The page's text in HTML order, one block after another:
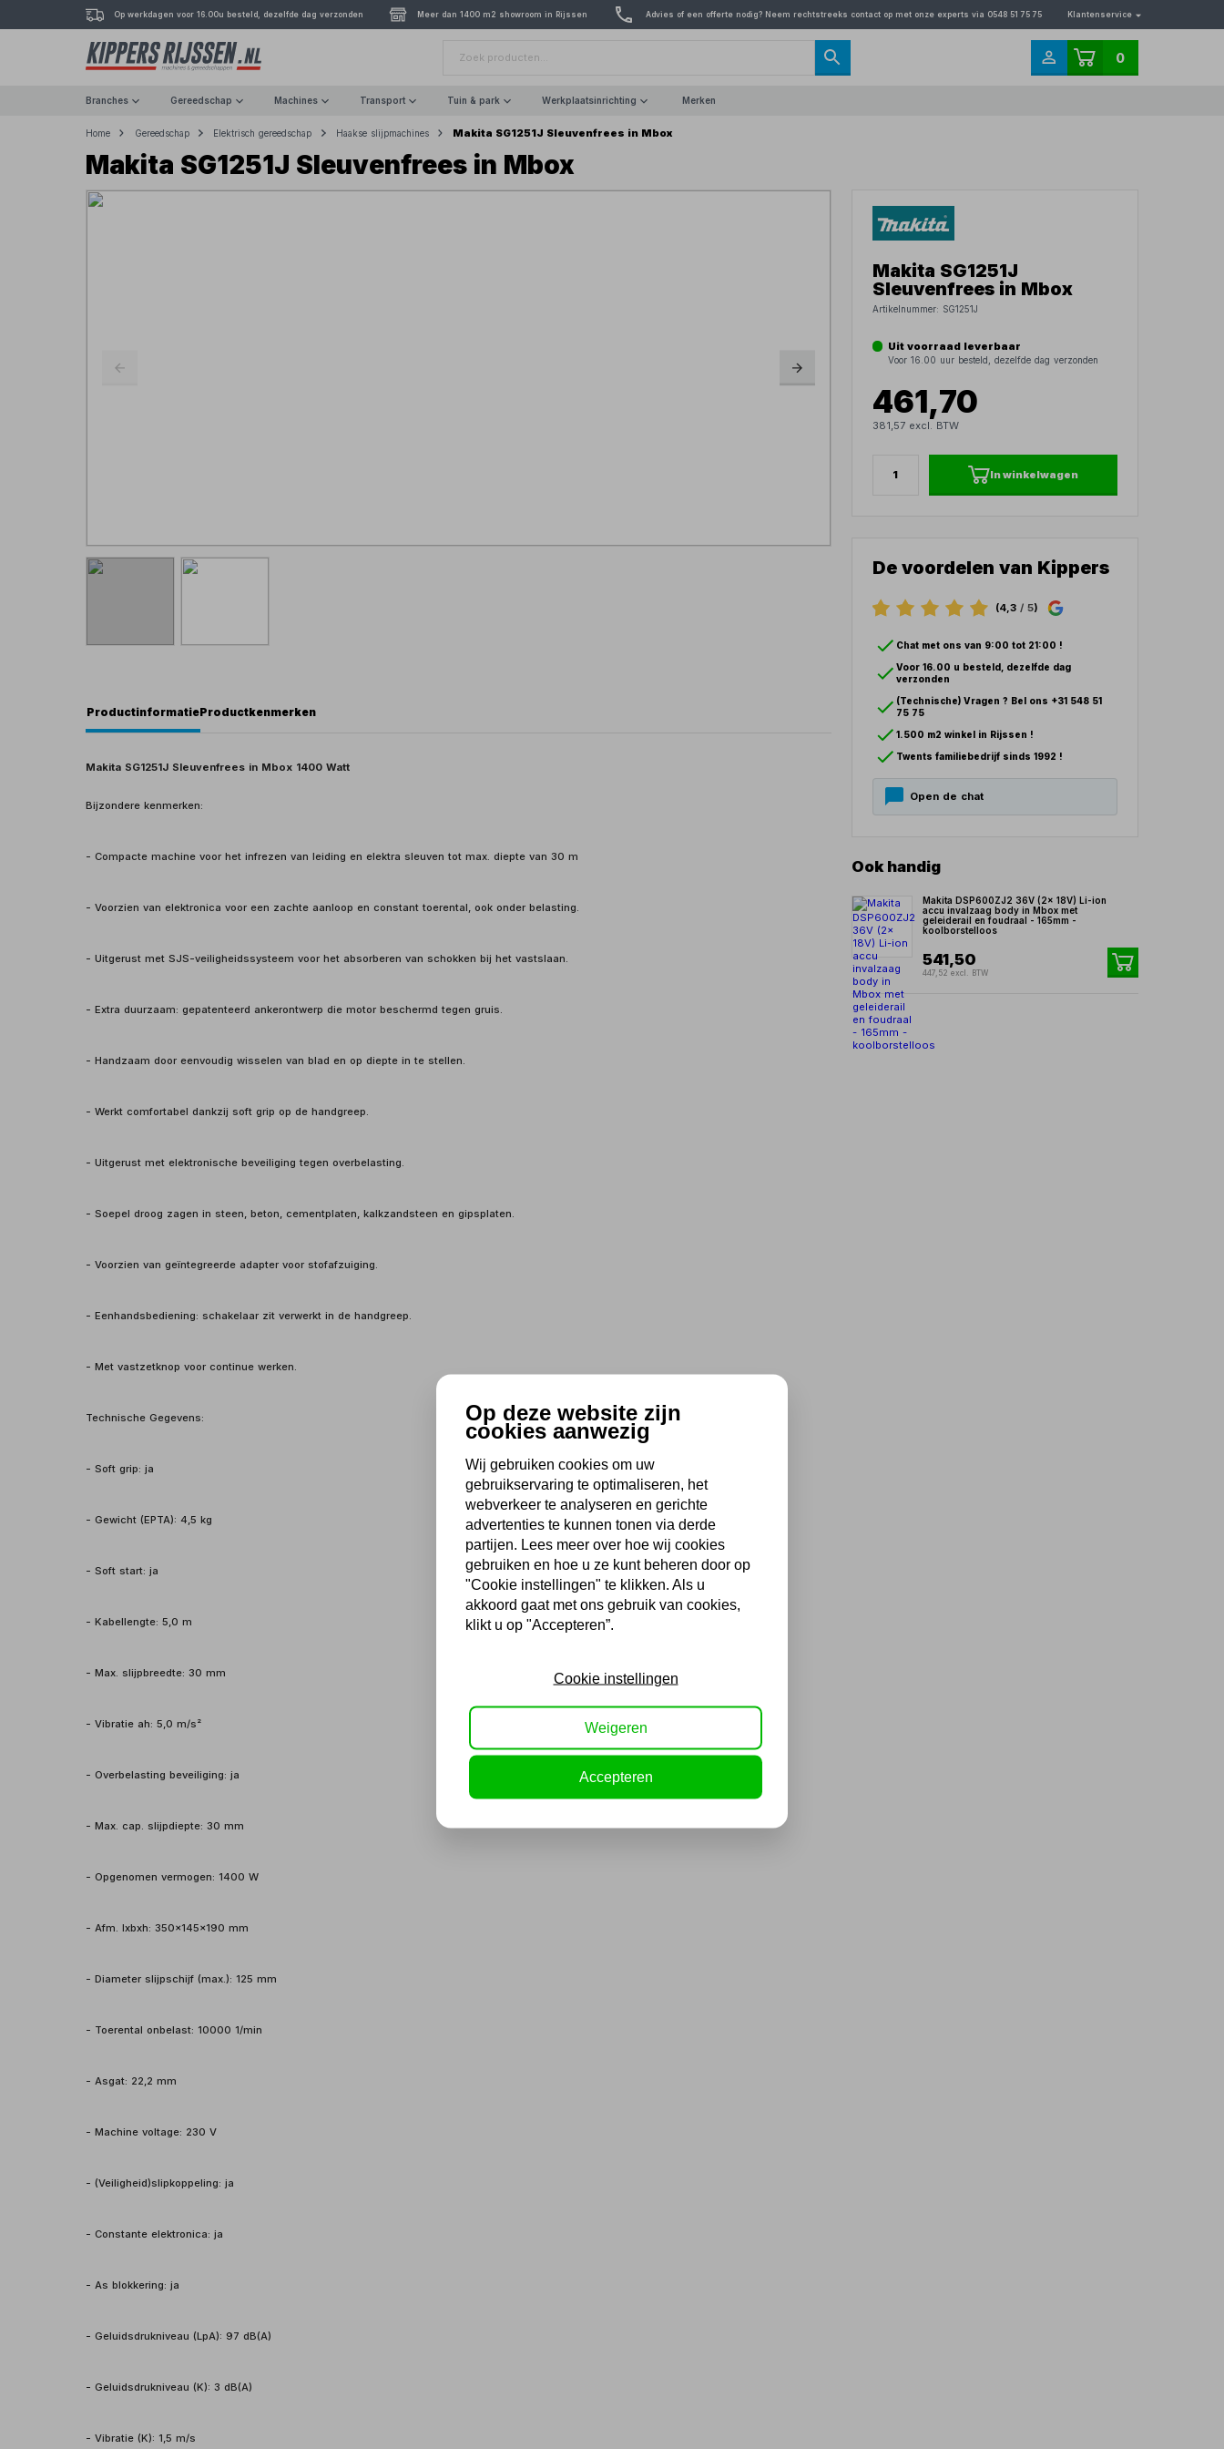
Op werkdagen voor 16.00u besteld, dezelfde dag verzonden Meer dan 1400 m2 showroom in Rijssen Advies of een offerte nodig? Neem rechtstreeks contact op met onze experts via 0548 51 75 75 Klantenservice
0
Branches Gereedschap Machines Transport Tuin & park Werkplaatsinrichting Merken
Home Gereedschap Elektrisch gereedschap Haakse slijpmachines Makita SG1251J Sleuvenfrees in Mbox
Makita SG1251J Sleuvenfrees in Mbox
ProductinformatieProductkenmerken
Makita SG1251J Sleuvenfrees in Mbox 1400 Watt
Bijzondere kenmerken:
- Compacte machine voor het infrezen van leiding en elektra sleuven tot max. diepte van 30 m
- Voorzien van elektronica voor een zachte aanloop en constant toerental, ook onder belasting.
- Uitgerust met SJS-veiligheidssysteem voor het absorberen van schokken bij het vastslaan.
- Extra duurzaam: gepatenteerd ankerontwerp die motor beschermd tegen gruis.
- Handzaam door eenvoudig wisselen van blad en op diepte in te stellen.
- Werkt comfortabel dankzij soft grip op de handgreep.
- Uitgerust met elektronische beveiliging tegen overbelasting.
- Soepel droog zagen in steen, beton, cementplaten, kalkzandsteen en gipsplaten.
- Voorzien van geïntegreerde adapter voor stofafzuiging.
- Eenhandsbediening: schakelaar zit verwerkt in de handgreep.
- Met vastzetknop voor continue werken.
Technische Gegevens:
- Soft grip: ja
- Gewicht (EPTA): 4,5 kg
- Soft start: ja
- Kabellengte: 5,0 m
- Max. slijpbreedte: 30 mm
- Vibratie ah: 5,0 m/s²
- Overbelasting beveiliging: ja
- Max. cap. slijpdiepte: 30 mm
- Opgenomen vermogen: 1400 W
- Afm. lxbxh: 350x145x190 mm
- Diameter slijpschijf (max.): 125 mm
- Toerental onbelast: 10000 1/min
- Asgat: 22,2 mm
- Machine voltage: 230 V
- (Veiligheid)slipkoppeling: ja
- Constante elektronica: ja
- As blokkering: ja
- Geluidsdrukniveau (LpA): 97 dB(A)
- Geluidsdrukniveau (K): 3 dB(A)
- Vibratie (K): 1,5 m/s
Makita SG1251J
Sleuvenfrees in Mbox
Artikelnummer: SG1251J
Uit voorraad leverbaar
Voor 16.00 uur besteld, dezelfde dag verzonden
461,70
381,57 excl. BTW
In winkelwagen
De voordelen van Kippers
(4,3/ 5)
Chat met ons van 9:00 tot 21:00 !
Voor 16.00 u besteld, dezelfde dag
verzonden
(Technische) Vragen ? Bel ons +31 548 51
75 75
1.500 m2 winkel in Rijssen !
Twents familiebedrijf sinds 1992 !
Open de chat
Ook handig
Makita DSP600ZJ2 36V (2x 18V) Li-ion
accu invalzaag body in Mbox met
geleiderail en foudraal - 165mm -
koolborstelloos
541,50
447,52 excl. BTW
Op deze website zijn
cookies aanwezig
Wij gebruiken cookies om uw
gebruikservaring te optimaliseren, het
webverkeer te analyseren en gerichte
advertenties te kunnen tonen via derde
partijen. Lees meer over hoe wij cookies
gebruiken en hoe u ze kunt beheren door op
"Cookie instellingen" te klikken. Als u
akkoord gaat met ons gebruik van cookies,
klikt u op "Accepteren”.
Cookie instellingen
Weigeren
Accepteren